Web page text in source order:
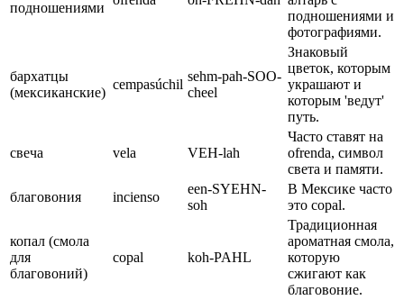
подношениями
подношениями и
фотографиями.
бархатцы
(мексиканские)
cempasúchil
sehm-pah-SOO-
cheel
Знаковый
цветок, которым
украшают и
которым 'ведут'
путь.
свеча vela VEH-lah
Часто ставят на
ofrenda, символ
света и памяти.
благовония
incienso
een-SYEHN-
soh
В Мексике часто
это copal.
копал (смола
для
благовоний)
copal koh-PAHL
Традиционная
ароматная смола,
которую
сжигают как
благовоние.